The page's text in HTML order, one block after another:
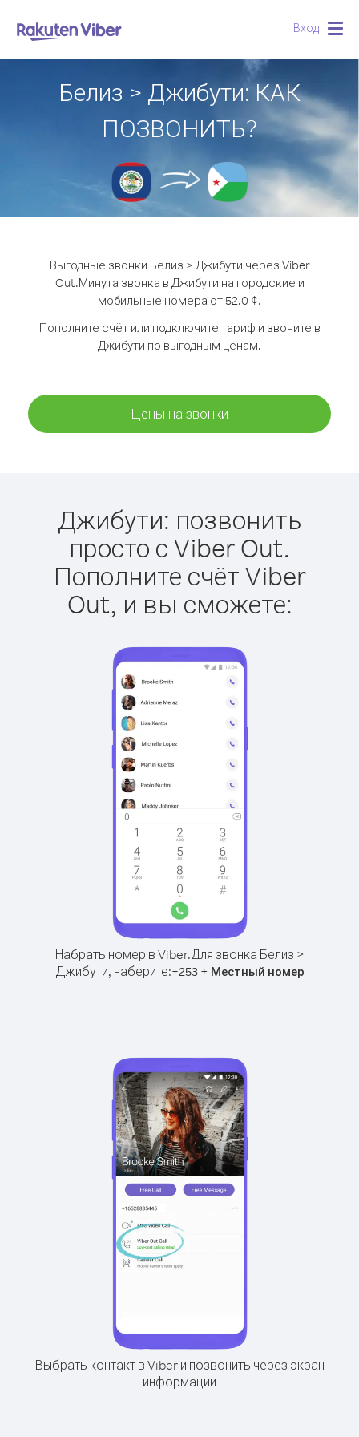
Вход
Белиз > Джибути: КАК
ПОЗВОНИТЬ?
Выгодные звонки Белиз > Джибути через Viber
Out.Минута звонка в Джибути на городские и
мобильные номера от 52.0 ¢.
Пополните счёт или подключите тариф и звоните в
Джибути по выгодным ценам.
Цены на звонки
Джибути: позвонить
просто с Viber Out.
Пополните счёт Viber
Out, и вы сможете:
Набрать номер в Viber.Для звонка Белиз >
Джибути, наберите:+253+ Местный номер
Выбрать контакт в Viber и позвонить через экран
информации